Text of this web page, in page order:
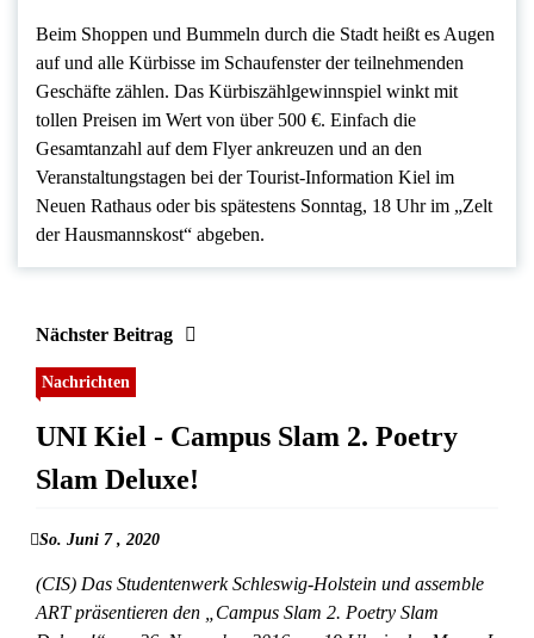
Beim Shoppen und Bummeln durch die Stadt heißt es Augen
auf und alle Kürbisse im Schaufenster der teilnehmenden
Geschäfte zählen. Das Kürbiszählgewinnspiel winkt mit
tollen Preisen im Wert von über 500 €. Einfach die
Gesamtanzahl auf dem Flyer ankreuzen und an den
Veranstaltungstagen bei der Tourist-Information Kiel im
Neuen Rathaus oder bis spätestens Sonntag, 18 Uhr im „Zelt
der Hausmannskost“ abgeben.
Nächster Beitrag
Nachrichten
UNI Kiel - Campus Slam 2. Poetry
Slam Deluxe!
So. Juni 7 , 2020
(CIS) Das Studentenwerk Schleswig-Holstein und assemble
ART präsentieren den „Campus Slam 2. Poetry Slam